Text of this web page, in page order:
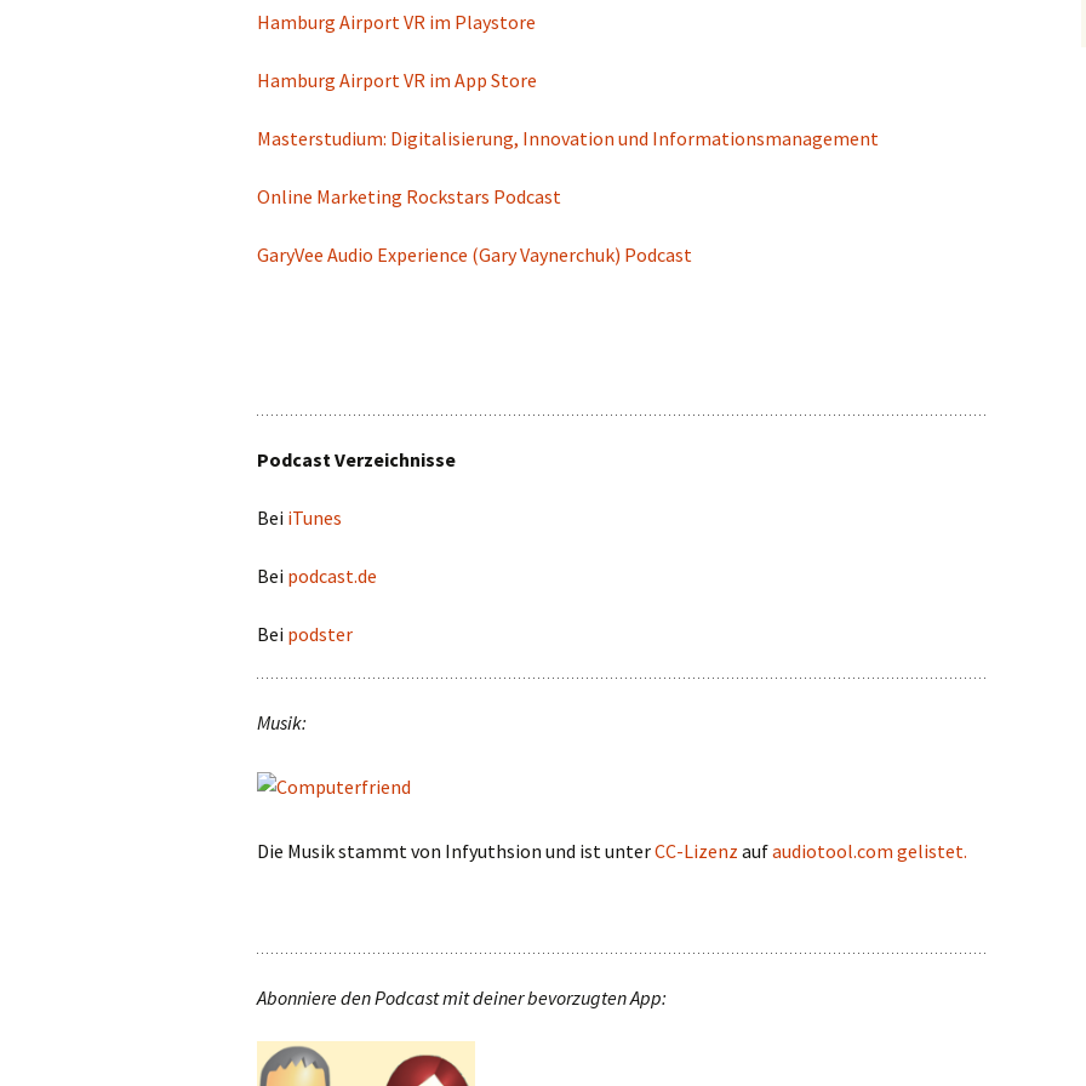
Hamburg Airport VR im Playstore
Hamburg Airport VR im App Store
Masterstudium: Digitalisierung, Innovation und Informationsmanagement
Online Marketing Rockstars Podcast
GaryVee Audio Experience (Gary Vaynerchuk) Podcast
Podcast Verzeichnisse
Bei iTunes
Bei podcast.de
Bei podster
Musik:
Die Musik stammt von Infyuthsion und ist unterCC-Lizenz aufaudiotool.com gelistet.
Abonniere den Podcast mit deiner bevorzugten App: